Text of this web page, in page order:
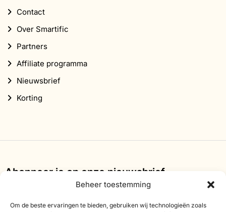
Beheer toestemming
Om de beste ervaringen te bieden, gebruiken wij technologieën zoals
Contact
Over Smartific
Partners
Affiliate programma
Nieuwsbrief
Korting
Abonneer je op onze nieuwsbrief
Schrijf je in voor onze nieuwsbrief en ontvang 10%
korting op je eerste bestelling.